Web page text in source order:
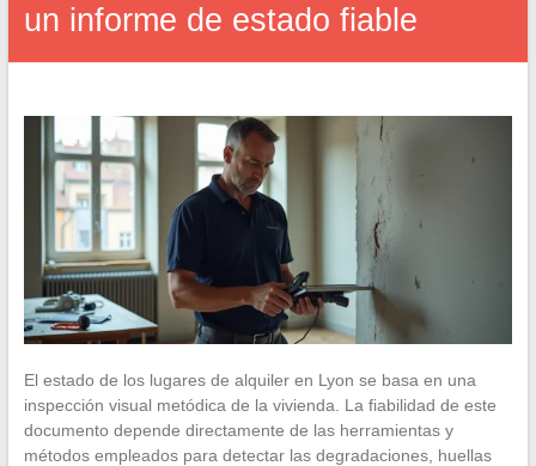
un informe de estado fiable
El estado de los lugares de alquiler en Lyon se basa en una
inspección visual metódica de la vivienda. La fiabilidad de este
documento depende directamente de las herramientas y
métodos empleados para detectar las degradaciones, huellas